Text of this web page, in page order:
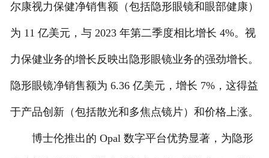
尔康视力保健净销售额（包括隐形眼镜和眼部健康）
为 11 亿美元，与 2023 年第二季度相比增长 4%。视
力保健业务的增长反映出隐形眼镜业务的强劲增长。
隐形眼镜净销售额为 6.36 亿美元，增长 7%，这得益
于产品创新（包括散光和多焦点镜片）和价格上涨。
博士伦推出的 Opal 数字平台优势显著，为隐形